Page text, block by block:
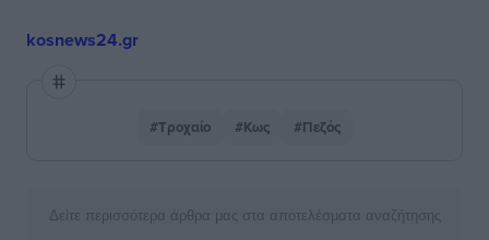
kosnews24.gr
#Τροχαίο #Κως #Πεζός
Δείτε περισσότερα άρθρα μας στα αποτελέσματα αναζήτησης